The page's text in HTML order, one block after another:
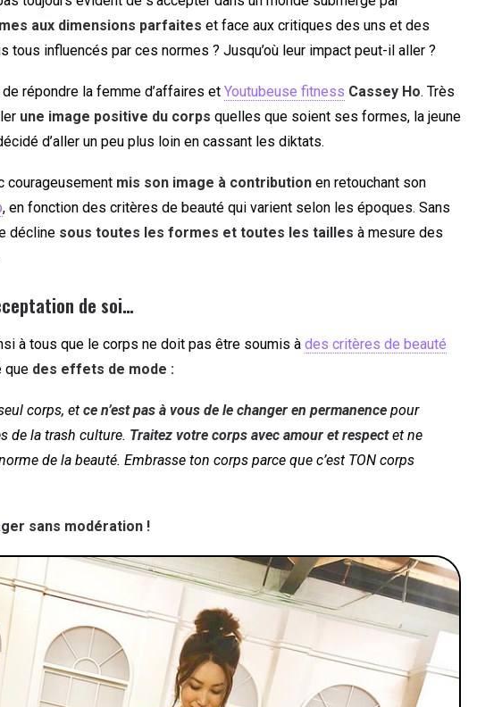
aux dimensions parfaites et face aux critiques des uns et des
tous influencés par ces normes ? Jusqu’où leur impact peut-il aller ?
répondre la femme d’affaires et Youtubeuse fitness Cassey Ho. Très
une image positive du corps quelles que soient ses formes, la jeune
d’aller un peu plus loin en cassant les diktats.
courageusement mis son image à contribution en retouchant son
, en fonction des critères de beauté qui varient selon les époques. Sans
décline sous toutes les formes et toutes les tailles à mesure des
de soi…
à tous que le corps ne doit pas être soumis à des critères de beauté
que des effets de mode :
corps, et ce n’est pas à vous de le changer en permanence pour
de la trash culture. Traitez votre corps avec amour et respectet ne
de la beauté. Embrasse ton corps parce que c’est TON corps
sans modération !